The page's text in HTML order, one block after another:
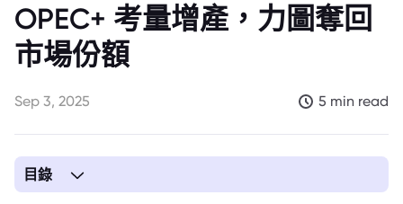
OPEC+ 考量增產，力圖奪回
市場份額
Sep 3, 2025 5 min read
目錄